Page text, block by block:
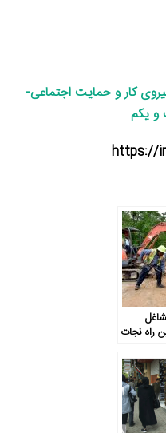
کار و حمایت اجتماعی-
و یکم
مشاغل
راه نجات